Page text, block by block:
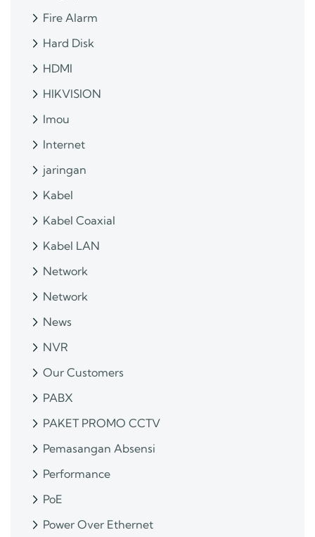
Fire Alarm
Hard Disk
HDMI
HIKVISION
Imou
Internet
jaringan
Kabel
Kabel Coaxial
Kabel LAN
Network
Network
News
NVR
Our Customers
PABX
PAKET PROMO CCTV
Pemasangan Absensi
Performance
PoE
Power Over Ethernet